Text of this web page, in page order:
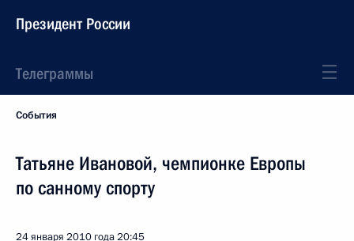
Президент России
Телеграммы
События
Татьяне Ивановой, чемпионке Европы
по санному спорту
24 января 2010 года20:45